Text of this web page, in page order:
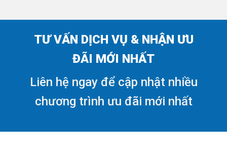
TƯ VẤN DỊCH VỤ & NHẬN ƯU
ĐÃI MỚI NHẤT
Liên hệ ngay để cập nhật nhiều
chương trình ưu đãi mới nhất